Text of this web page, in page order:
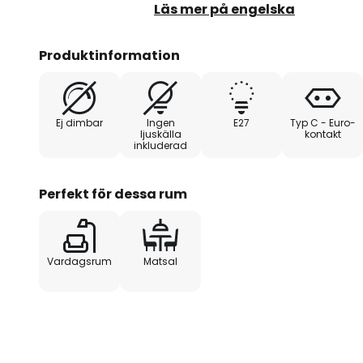
uteslutande består av
Veneer är en golvlampa där
askkärnveden. Träet är
till en cylinder som släpper ut
låter det skina igenom mjukt
framhäver trästrukturen.
Läs mer på engelska
Produktinformation
Ej dimbar
Ingen
ljuskälla
inkluderad
E27
Typ C - Euro-
kontakt
Perfekt för dessa rum
Vardagsrum Matsal